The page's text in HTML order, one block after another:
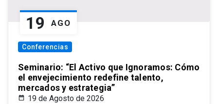
19 AGO
Conferencias
Seminario: “El Activo que Ignoramos: Cómo
el envejecimiento redefine talento,
mercados y estrategia”
19 de Agosto de 2026